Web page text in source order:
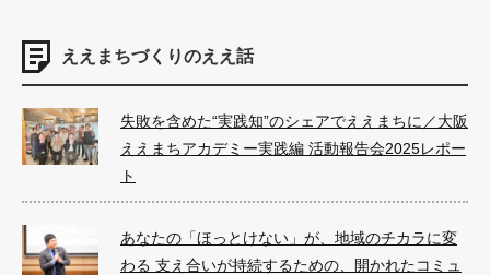
ええまちづくりのええ話
失敗を含めた“実践知”のシェアでええまちに／大阪
ええまちアカデミー実践編 活動報告会2025レポー
ト
あなたの「ほっとけない」が、地域のチカラに変
わる 支え合いが持続するための、開かれたコミュ